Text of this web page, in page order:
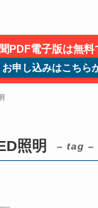
PDF電子版は無
お申し込みはこちら
照明 – tag –